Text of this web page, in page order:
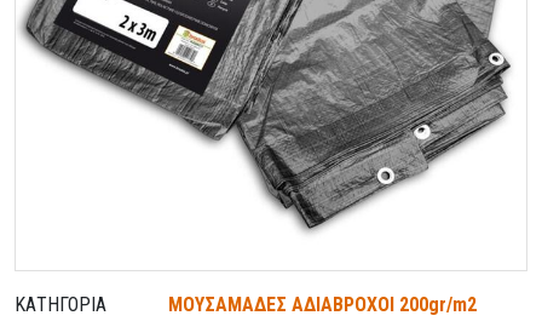
ΚΑΤΗΓΟΡΊΑ ΜΟΥΣΑΜΑΔΕΣ ΑΔΙΑΒΡΟΧΟΙ 200gr/m2